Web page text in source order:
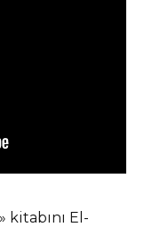
kitabını El-